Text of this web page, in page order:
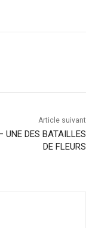
Article suivant
UNE DES BATAILLES
DE FLEURS